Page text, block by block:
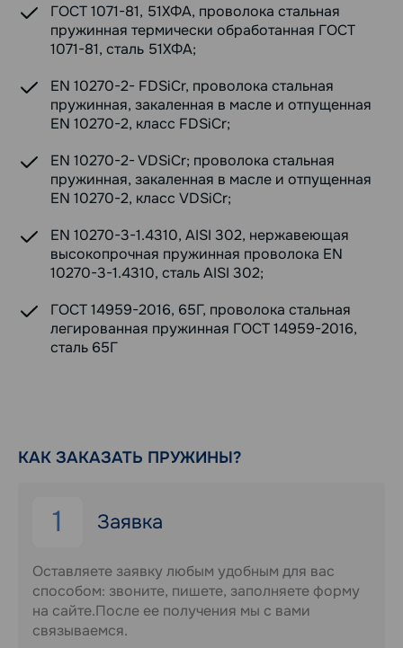
ГОСТ 1071-81, 51ХФА, проволока стальная
пружинная термически обработанная ГОСТ
1071-81, сталь 51ХФА;
EN 10270-2- FDSiCr, проволока стальная
пружинная, закаленная в масле и отпущенная
EN 10270-2, класс FDSiCr;
EN 10270-2- VDSiCr; проволока стальная
пружинная, закаленная в масле и отпущенная
EN 10270-2, класс VDSiCr;
EN 10270-3-1.4310, AISI 302, нержавеющая
высокопрочная пружинная проволока EN
10270-3-1.4310, сталь AISI 302;
ГОСТ 14959-2016, 65Г, проволока стальная
легированная пружинная ГОСТ 14959-2016,
сталь 65Г
КАК ЗАКАЗАТЬ ПРУЖИНЫ?
1 Заявка
Оставляете заявку любым удобным для вас
способом: звоните, пишете, заполняете форму
на сайте.После ее получения мы с вами
связываемся.